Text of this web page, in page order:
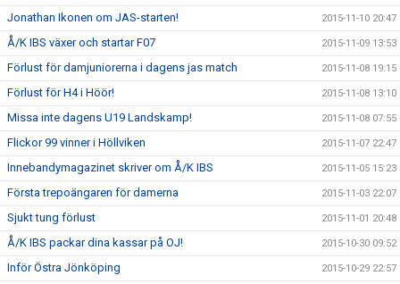
Jonathan Ikonen om JAS-starten! 2015-11-10 20:47
Å/K IBS växer och startar F07 2015-11-09 13:53
Förlust för damjuniorerna i dagens jas match 2015-11-08 19:15
Förlust för H4 i Höör! 2015-11-08 13:10
Missa inte dagens U19 Landskamp! 2015-11-08 07:55
Flickor 99 vinner i Höllviken 2015-11-07 22:47
Innebandymagazinet skriver om Å/K IBS 2015-11-05 15:23
Första trepoängaren för damerna 2015-11-03 22:07
Sjukt tung förlust 2015-11-01 20:48
Å/K IBS packar dina kassar på OJ! 2015-10-30 09:52
Inför Östra Jönköping 2015-10-29 22:57